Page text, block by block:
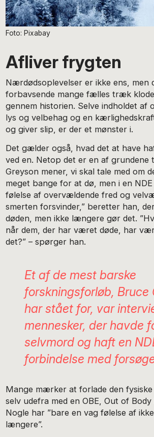
Foto: Pixabay
Afliver frygten
Nærdødsoplevelser er ikke ens, men
forbavsende mange fælles træk
gennem historien. Selve indholdet af
lys og velbehag og en
og giver slip, er der et mønster i.
Det gælder også, hvad det at have
ved en. Netop det er en af grundene
Greyson mener, vi skal tale med om
meget bange for at dø, men i en
følelse af overvældende fred og
smerten forsvinder,” beretter han,
døden, men ikke længere gør det.
når dem, der har været døde, har
det?” – spørger han.
Et af de mest barske
forskningsforløb, Bruce
har stået for, var
mennesker, der havde
selvmord og haft en
forbindelse med
Mange mærker at forlade den
selv udefra med en OBE, Out of Body
Nogle har ”bare en vag følelse af
længere”.